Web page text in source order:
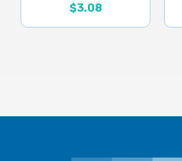
$3.08